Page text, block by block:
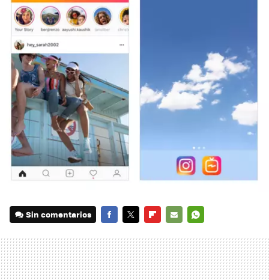
Sin comentarios
MAIL